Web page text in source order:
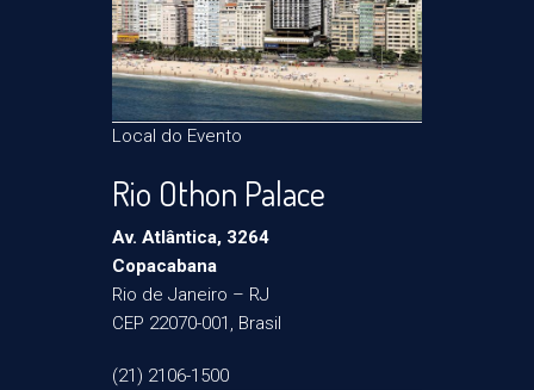
Local do Evento
Rio Othon Palace
Av. Atlântica, 3264
Copacabana
Rio de Janeiro – RJ
CEP 22070-001, Brasil
(21) 2106-1500